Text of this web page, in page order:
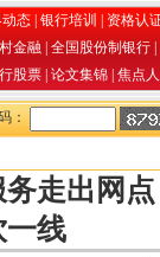
态 银行培训
资格认
金融 全国股份制银行
股票 论文集锦 焦点
：
走出网
一线